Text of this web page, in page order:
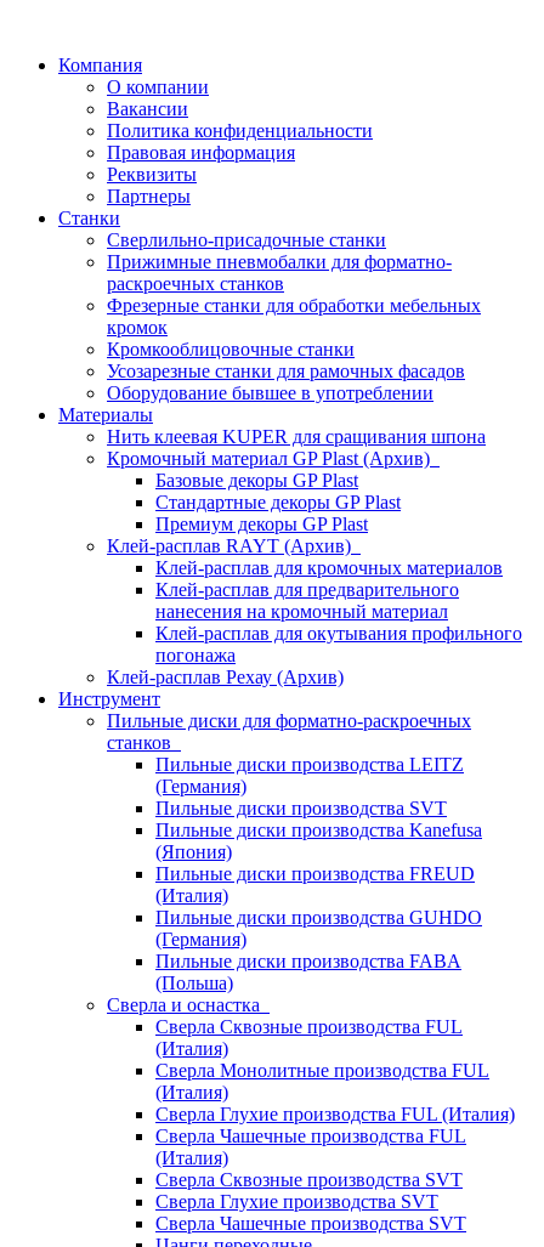
Компания
О компании
Вакансии
Политика конфиденциальности
Правовая информация
Реквизиты
Партнеры
Станки
Сверлильно-присадочные станки
Прижимные пневмобалки для форматно-
раскроечных станков
Фрезерные станки для обработки мебельных
кромок
Кромкооблицовочные станки
Усозарезные станки для рамочных фасадов
Оборудование бывшее в употреблении
Материалы
Нить клеевая KUPER для сращивания шпона
Кромочный материал GP Plast (Архив)
Базовые декоры GP Plast
Стандартные декоры GP Plast
Премиум декоры GP Plast
Клей-расплав RAYT (Архив)
Клей-расплав для кромочных материалов
Клей-расплав для предварительного
нанесения на кромочный материал
Клей-расплав для окутывания профильного
погонажа
Клей-расплав Рехау (Архив)
Инструмент
Пильные диски для форматно-раскроечных
станков
Пильные диски производства LEITZ
(Германия)
Пильные диски производства SVT
Пильные диски производства Kanefusa
(Япония)
Пильные диски производства FREUD
(Италия)
Пильные диски производства GUHDO
(Германия)
Пильные диски производства FABA
(Польша)
Сверла и оснастка
Сверла Сквозные производства FUL
(Италия)
Сверла Монолитные производства FUL
(Италия)
Сверла Глухие производства FUL (Италия)
Сверла Чашечные производства FUL
(Италия)
Сверла Сквозные производства SVT
Сверла Глухие производства SVT
Сверла Чашечные производства SVT